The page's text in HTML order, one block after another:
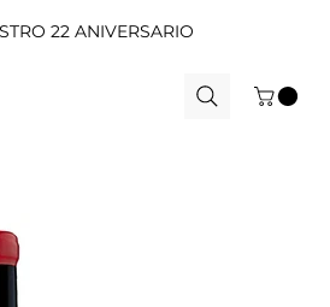
22 ANIVERSARIO